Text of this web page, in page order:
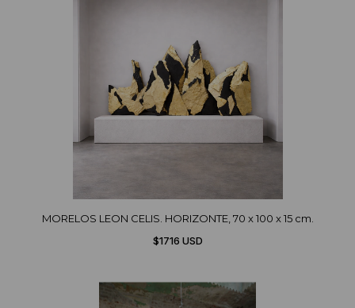
MORELOS LEON CELIS. HORIZONTE, 70 x 100 x 15 cm.
$1716 USD